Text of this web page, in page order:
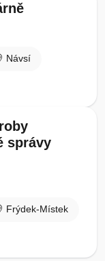
Návsí
správy
Frýdek-Místek